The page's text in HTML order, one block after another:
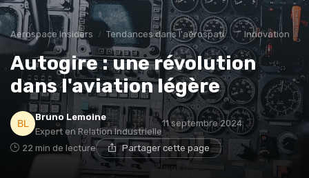
Aerospace Insiders Tendances dans l'aérospatial Innovation
Autogire : une révolution
dans l'aviation légère
Bruno Lemoine
Expert en Relation Industrielle
11 septembre 2024
22 min de lecture Partager cette page